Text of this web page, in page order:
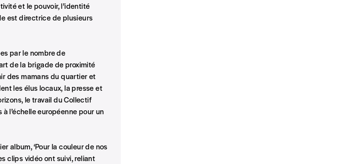
et le pouvoir, l’identité
est directrice de plusieurs
par le nombre de
de la brigade de proximité
des mamans du quartier et
les élus locaux, la presse et
le travail du Collectif
l’échelle européenne pour un
album, ‘Pour la couleur de nos
clips vidéo ont suivi, reliant